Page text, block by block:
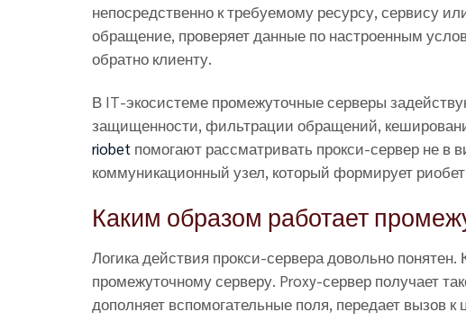
непосредственно к требуемому ресурсу, сервису
обращение, проверяет данные по настроенным
обратно клиенту.
В IT-экосистеме промежуточные серверы
защищенности, фильтрации обращений,
riobet помогают рассматривать прокси-сервер не в
коммуникационный узел, который формирует
Каким образом работает
Логика действия прокси-сервера довольно
промежуточному серверу. Proxy-сервер получает
дополняет вспомогательные поля, передает вызов